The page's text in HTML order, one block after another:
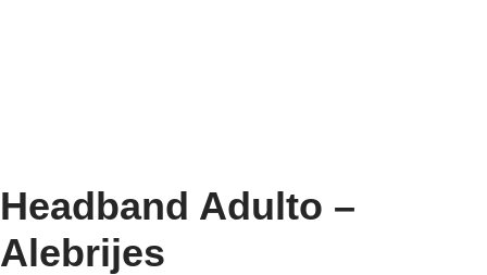
Headband Adulto –
Alebrijes